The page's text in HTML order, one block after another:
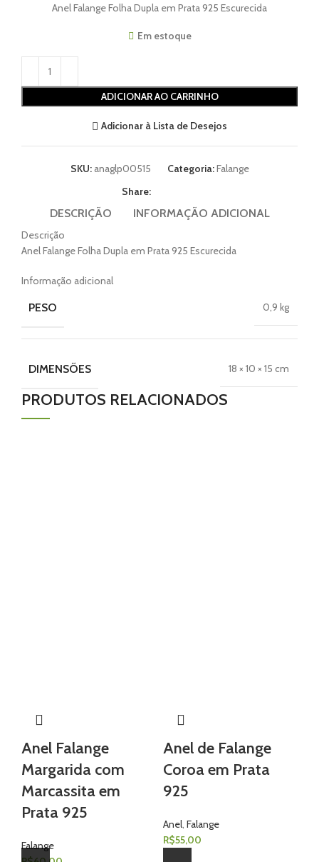
Anel Falange Folha Dupla em Prata 925 Escurecida
Em estoque
ADICIONAR AO CARRINHO
Adicionar à Lista de Desejos
SKU: anaglp00515 Categoria:Falange
Share:
DESCRIÇÃO INFORMAÇÃO ADICIONAL
Descrição
Anel Falange Folha Dupla em Prata 925 Escurecida
Informação adicional
PESO 0,9 kg
DIMENSÕES 18 × 10 × 15 cm
PRODUTOS RELACIONADOS
Anel Falange
Margarida com
Marcassita em
Prata 925
Falange
Anel de Falange
Coroa em Prata
925
Anel, Falange
R$55,00